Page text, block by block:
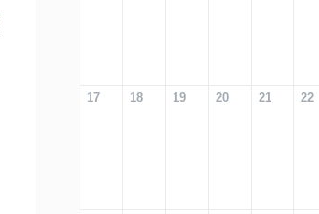
17 18 19 20 21 22